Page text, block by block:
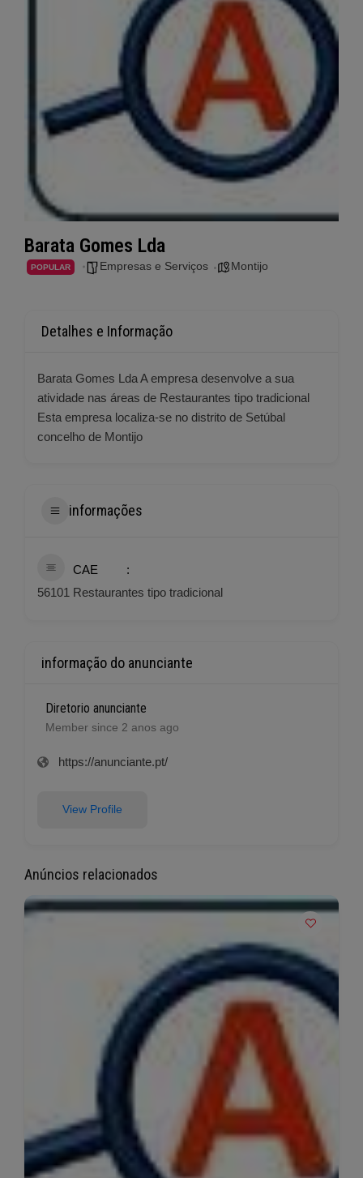
Barata Gomes Lda
POPULAR Empresas e Serviços Montijo
Detalhes e Informação
Barata Gomes Lda A empresa desenvolve a sua
atividade nas áreas de Restaurantes tipo tradicional
Esta empresa localiza-se no distrito de Setúbal
concelho de Montijo
informações
CAE
56101 Restaurantes tipo tradicional
informação do anunciante
Diretorio anunciante
Member since 2 anos ago
https://anunciante.pt/
View Profile
Anúncios relacionados